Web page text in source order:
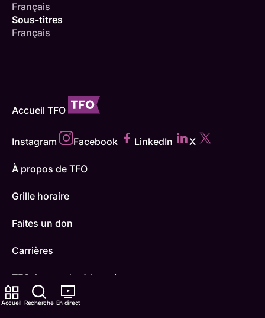
Accueil Recherche En direct
Français
Sous-titres
Français
Accueil TFO
Instagram Facebook LinkedIn X
À propos de TFO
Grille horaire
Faites un don
Carrières
TFO Apprendre à la maison
Comment nous capter